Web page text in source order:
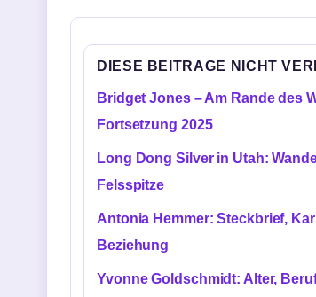
DIESE BEITRAGE NICHT
Bridget Jones – Am Rande des
Fortsetzung 2025
Long Dong Silver in Utah:
Felsspitze
Antonia Hemmer: Steckbrief,
Beziehung
Yvonne Goldschmidt: Alter,